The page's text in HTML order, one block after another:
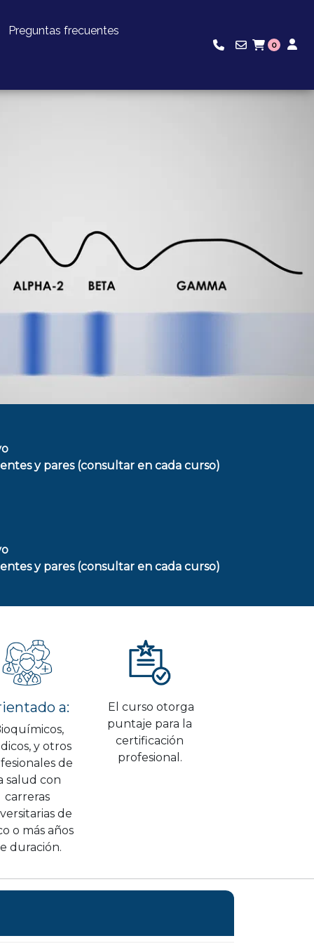
Preguntas frecuentes
0
y pares (consultar en cada curso)
y pares (consultar en cada curso)
a:
y otros
de
salud con
carreras
de
o más años
duración.
El curso otorga
puntaje para la
certificación
profesional.